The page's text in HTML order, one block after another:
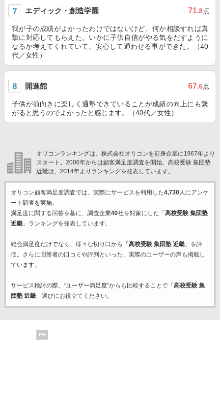
エディック・創造学園 71.8点
我が子の成績がよかったわけではないけど、何か相談すれば真
摯に対応してもらえた。いかに子供自信がやる気をだすように
なるか考えてくれていて、安心して通わせる事ができた。（40
代／女性）
開進館 67.6点
子供が前向きに楽しく通塾できていることが成績の向上にも繋
がると思うのでよかったと感じます。（40代／女性）
オリコンランキングは、株式会社オリコンを前身企業に1967年より
スタート。2006年からは顧客満足度調査を開始。高校受験 集団塾
近畿は、2014年よりランキングを発表しています。
オリコン顧客満足度調査では、実際にサービスを利用した4,730人にアンケ
ート調査を実施。
満足度に関する回答を基に、調査企業40社を対象にした「 高校受験 集団塾
近畿」ランキングを発表しています。
総合満足度だけでなく、様々な切り口から「 高校受験 集団塾 近畿」を評
価。さらに回答者の口コミや評判といった、実際のユーザーの声も掲載し
ています。
サービス検討の際、“ユーザー満足度”からも比較することで「 高校受験 集
団塾 近畿」選びにお役立てください。
PR